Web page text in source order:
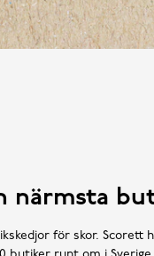
närmsta
för skor. Scorett